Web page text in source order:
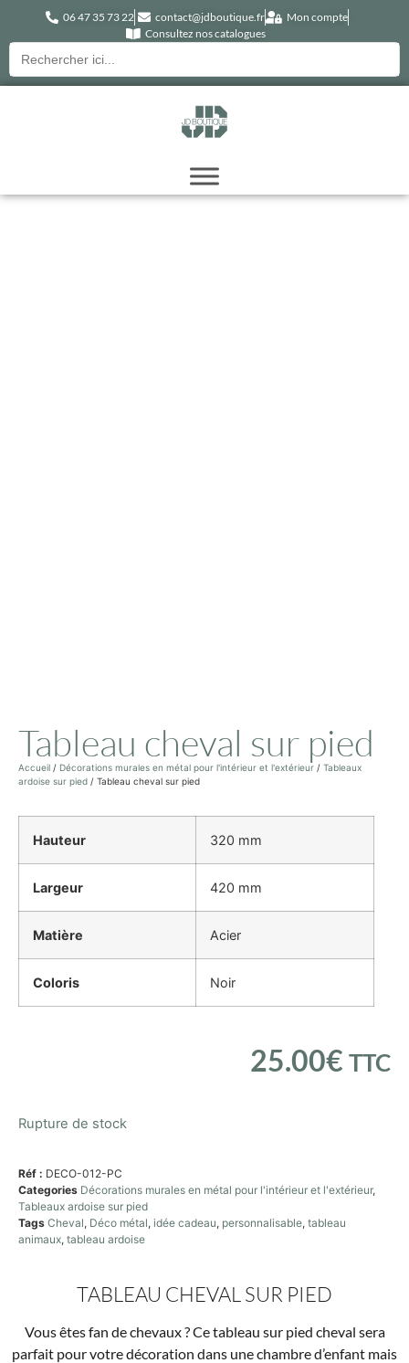
06 47 35 73 22 contact@jdboutique.fr
Mon compte
Consultez nos catalogues
Recherche
pour :
Tableau cheval sur pied
Accueil / Décorations murales en métal pour l'intérieur et l'extérieur / Tableaux
ardoise sur pied / Tableau cheval sur pied
Hauteur 320 mm
Largeur 420 mm
Matière Acier
Coloris Noir
25.00€ TTC
Rupture de stock
Réf : DECO-012-PC
Categories Décorations murales en métal pour l'intérieur et l'extérieur,
Tableaux ardoise sur pied
Tags Cheval, Déco métal, idée cadeau, personnalisable, tableau
animaux, tableau ardoise
TABLEAU CHEVAL SUR PIED
Vous êtes fan de chevaux ? Ce tableau sur pied cheval sera
parfait pour votre décoration dans une chambre d’enfant mais